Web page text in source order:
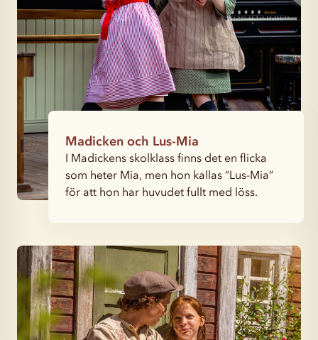
Madicken och Lus-Mia
I Madickens skolklass finns det en flicka
som heter Mia, men hon kallas ”Lus-Mia”
för att hon har huvudet fullt med löss.